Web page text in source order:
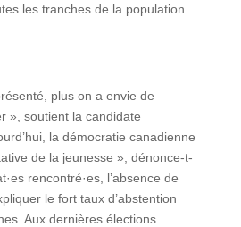
les tranches de la population
plus on a envie de
», soutient la candidate
la démocratie canadienne
de la jeunesse », dénonce-t-
rencontré·es, l’absence de
le fort taux d’abstention
Aux dernières élections